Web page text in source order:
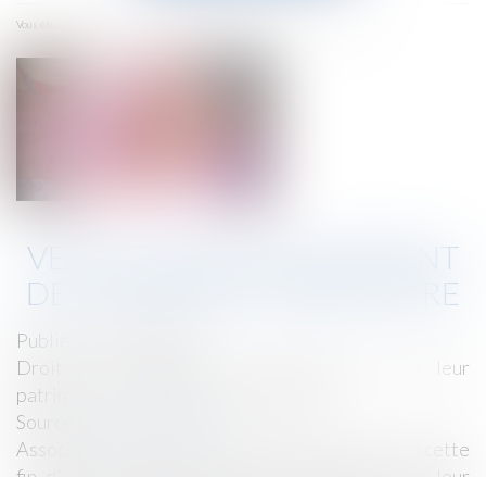
Vous êtes ici :
VERS UN ASSOUPLISSEMENT
DE LA RÉSERVE HÉRÉDITAIRE
Publié le :
Droit de la famille, des personnes et de leur
patrimoine
Source :
Associations et fondations font la grise mine en cette